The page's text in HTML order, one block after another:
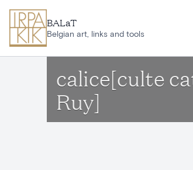
BALaT
Belgian art, links and tools
calice[culte
Ruy]